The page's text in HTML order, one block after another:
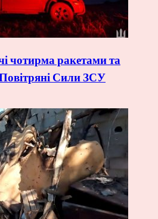
чотирма ракетами та
Сили ЗСУ